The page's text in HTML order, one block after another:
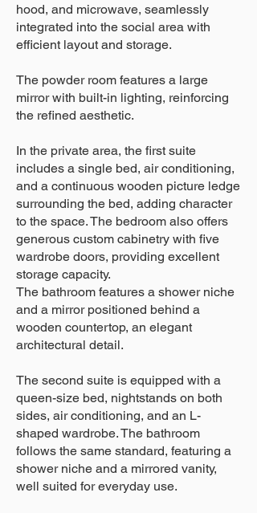
hood, and microwave, seamlessly
integrated into the social area with
efficient layout and storage.
The powder room features a large
mirror with built-in lighting, reinforcing
the refined aesthetic.
In the private area, the first suite
includes a single bed, air conditioning,
and a continuous wooden picture ledge
surrounding the bed, adding character
to the space. The bedroom also offers
generous custom cabinetry with five
wardrobe doors, providing excellent
storage capacity.
The bathroom features a shower niche
and a mirror positioned behind a
wooden countertop, an elegant
architectural detail.
The second suite is equipped with a
queen-size bed, nightstands on both
sides, air conditioning, and an L-
shaped wardrobe. The bathroom
follows the same standard, featuring a
shower niche and a mirrored vanity,
well suited for everyday use.